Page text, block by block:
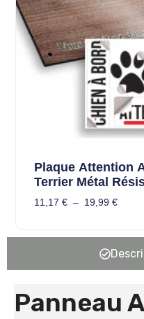
Plaque Attention
Terrier Métal
11,17 € – 19,99 €
Panneau